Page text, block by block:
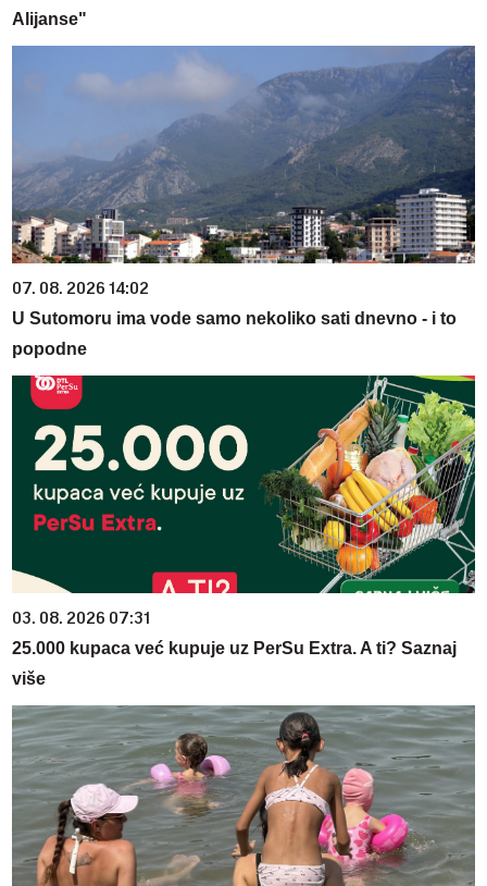
Alijanse"
07. 08. 2026 14:02
U Sutomoru ima vode samo nekoliko sati dnevno - i to
popodne
03. 08. 2026 07:31
25.000 kupaca već kupuje uz PerSu Extra. A ti? Saznaj
više